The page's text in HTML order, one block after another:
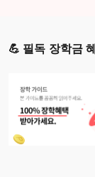
💪 필독 장학금